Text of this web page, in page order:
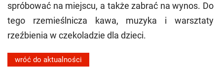
spróbować na miejscu, a także zabrać na wynos. Do
tego rzemieślnicza kawa, muzyka i warsztaty
rzeźbienia w czekoladzie dla dzieci.
wróć do aktualności